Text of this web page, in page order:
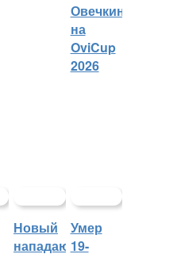
Овечкина
на
OviCup
2026
Новый
нападающий
Умер
19-